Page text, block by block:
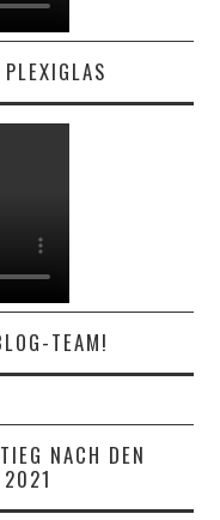
TEAM!
NACH DEN
2021